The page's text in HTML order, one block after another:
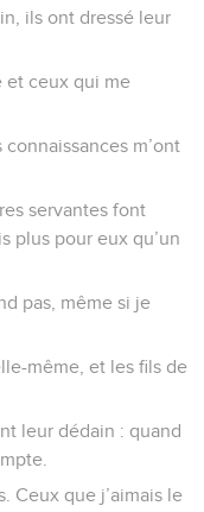
ils ont dressé leur
et ceux qui me
m’ont
servantes font
plus pour eux qu’un
pas, même si je
même, et les fils de
leur dédain : quand
Ceux que j’aimais le